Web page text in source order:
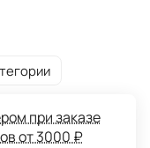
при заказе
от 3000 ₽